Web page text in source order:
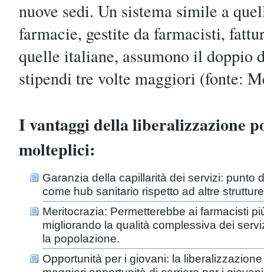
nuove sedi. Un sistema simile a
farmacie, gestite da farmacisti,
quelle italiane, assumono il doppio
stipendi tre volte maggiori (fonte:
I vantaggi della liberalizzazione
molteplici:
Garanzia della capillarità dei servizi: punto
come hub sanitario rispetto ad altre
Meritocrazia: Permetterebbe ai farmacisti
migliorando la qualità complessiva dei
la popolazione.
Opportunità per i giovani: la